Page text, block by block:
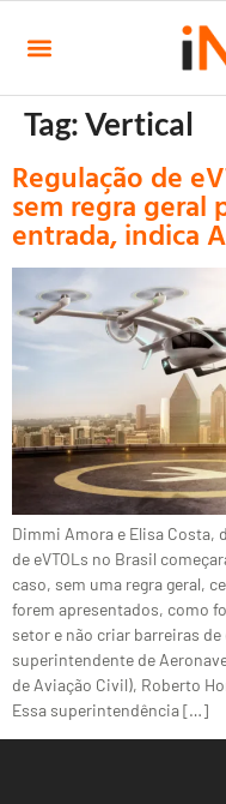
Tag:Vertical
Regulação de
sem regra geral
entrada, indica
Dimmi Amora e Elisa Costa,
de eVTOLs no Brasil
caso, sem uma regra geral,
forem apresentados, como
setor e não criar barreiras
superintendente de
de Aviação Civil), Roberto
Essa superintendência […]